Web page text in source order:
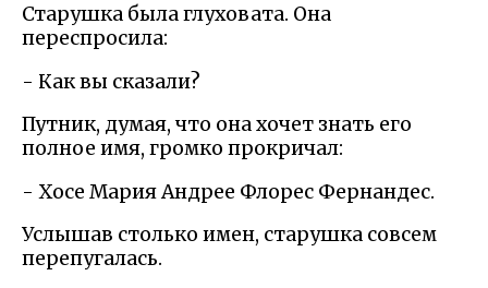
Старушка была глуховата. Она
переспросила:
- Как вы сказали?
Путник, думая, что она хочет знать его
полное имя, громко прокричал:
- Хосе Мария Андрее Флорес Фернандес.
Услышав столько имен, старушка совсем
перепугалась.